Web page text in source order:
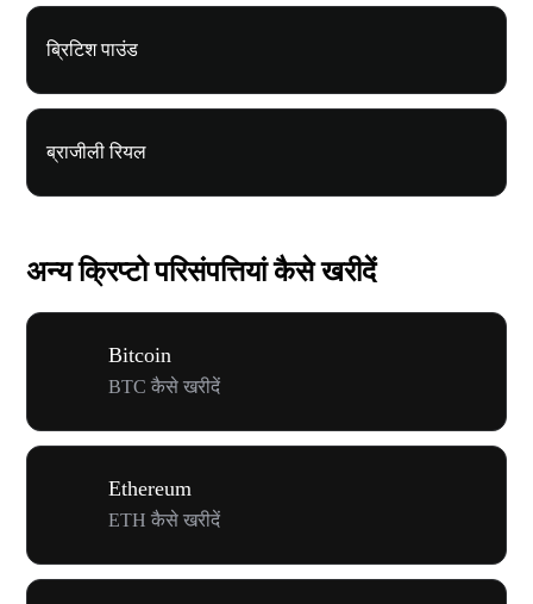
ब्रिटिश पाउंड
ब्राजीली रियल
अन्य क्रिप्टो परिसंपत्तियां कैसे खरीदें
Bitcoin
BTC कैसे खरीदें
Ethereum
ETH कैसे खरीदें